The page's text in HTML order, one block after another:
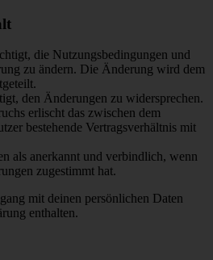
die Nutzungsbedingungen und
zu ändern. Die Änderung wird dem
den Änderungen zu widersprechen.
erlischt das zwischen dem
bestehende Vertragsverhältnis mit
als anerkannt und verbindlich, wenn
zugestimmt hat.
mit deinen persönlichen Daten
enthalten.